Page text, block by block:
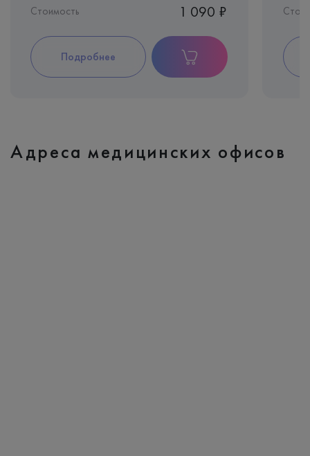
Стоимость 1 090 ₽
Подробнее
Адреса медицинских офисов